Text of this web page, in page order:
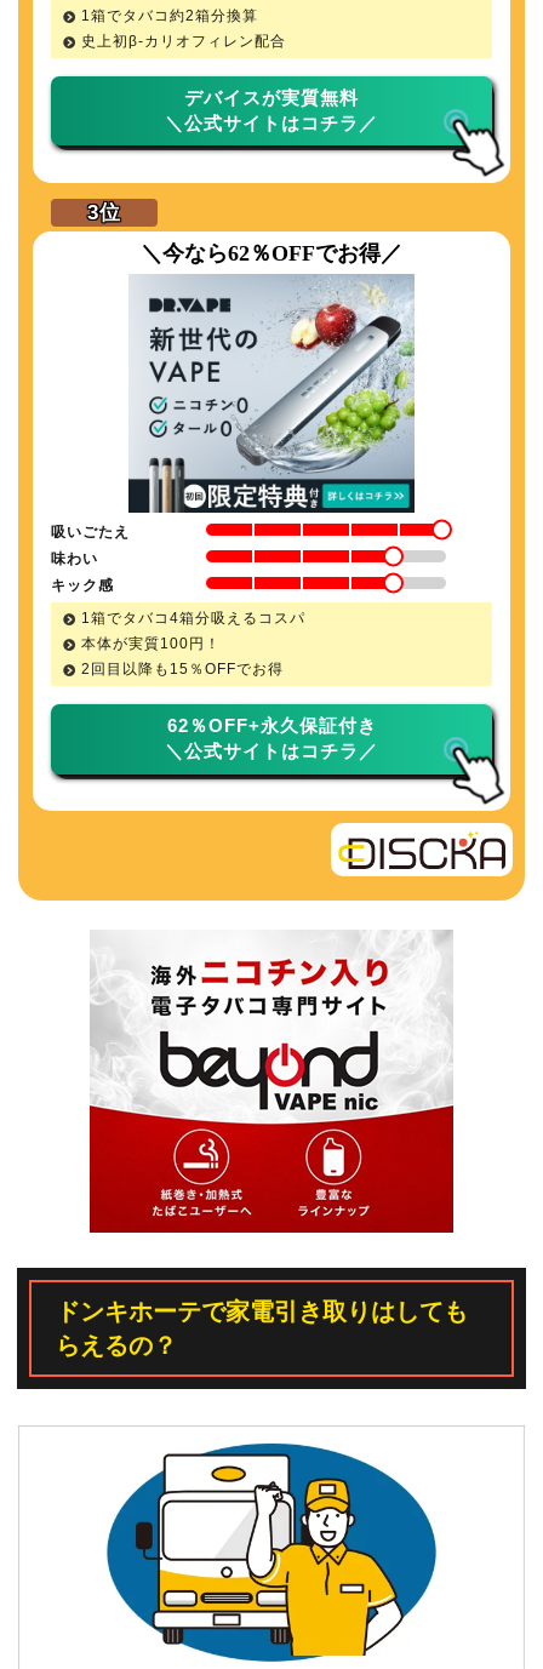
1箱でタバコ約2箱分換算
史上初β-カリオフィレン配合
デバイスが実質無料
＼公式サイトはコチラ／
＼今なら62％OFFでお得／
吸いごたえ
味わい
キック感
1箱でタバコ4箱分吸えるコスパ
本体が実質100円！
2回目以降も 15％ OFFでお得
62％OFF+永久保証付き
＼公式サイトはコチラ／
ドンキホーテで家電引き取りはしても
らえるの？